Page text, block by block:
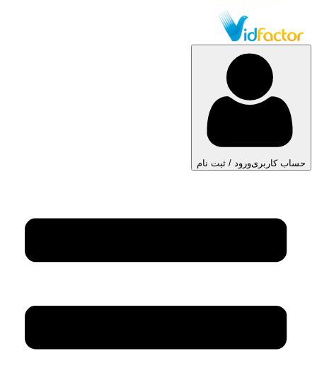
حساب کاربریورود / ثبت نام